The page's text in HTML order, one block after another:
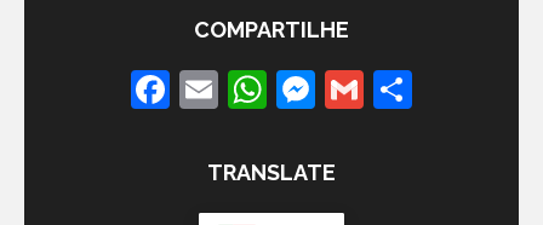
COMPARTILHE
Facebook
EmailWhatsApp
Messenger
Gmail
TRANSLATE